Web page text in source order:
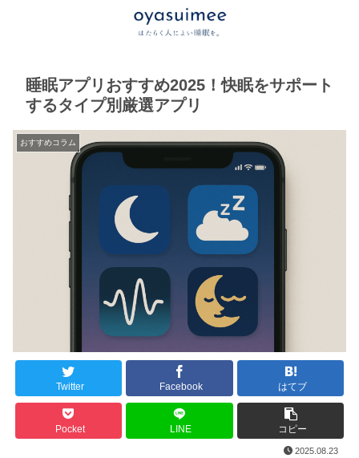
睡眠アプリおすすめ2025！快眠をサポート
するタイプ別厳選アプリ
おすすめコラム
Twitter Facebook はてブ
Pocket LINE コピー
2025.08.23